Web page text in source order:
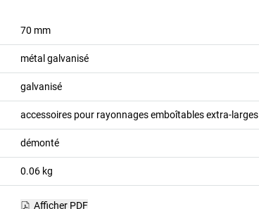
70 mm
métal galvanisé
galvanisé
accessoires pour rayonnages emboîtables extra-larges
démonté
0.06 kg
Afficher PDF